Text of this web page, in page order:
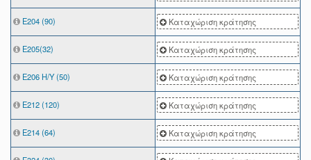
Ε204 (90) Καταχώριση κράτησης
Ε205(32) Καταχώριση κράτησης
Ε206 Η/Υ (50) Καταχώριση κράτησης
Ε212 (120) Καταχώριση κράτησης
Ε214 (64) Καταχώριση κράτησης